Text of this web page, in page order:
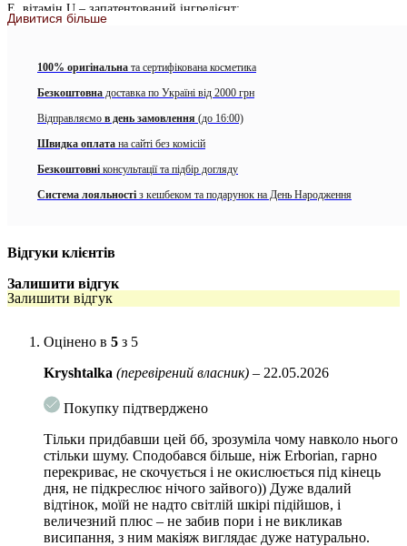
E, вітамін U – запатентований інгредієнт:
– Дбайливо доглядає шкіру: зволожує, дарує еластичність і пружність,
– Забезпечує природне покриття з гарним сяючим фінішем,
тримається протягом 12 годин.
– Захищає від УФ-променів в умовах міста
АКТИВНІ ІНГРЕДІЄНТИ:
Ніацинамід: заспокоює шкіру, освітлює пігментацію
Токоферол (вітамін Е): підвищує імунітет шкіри, бореться з
Метилметіонін (вітамін U): заспокоює запалення, сприяє
Ацетилдипептид-1 цетиловий ефір: запускає синтез
Екстракт кореня давида: захищає шкіру від зовнішніх
факторів, заспокоює подразнення.
дію, підвищує імунітет шкіри.
СПОСІБ ЗАСТОСУВАННЯ:Після основного догляду розподіліть
рівномірно на шкірі обличчя. Можна наносити без попереднього
зволоження шкіри та праймера.
Об’єм:45 мл
Дивитися більше
100% оригінальна та сертифікована косметика
Безкоштовна доставка по Україні від 2000 грн
Відправляємо в день замовлення (до 16:00)
Швидка оплата на сайті без комісій
Безкоштовні консультації та підбір догляду
Система лояльності з кешбеком та подарунок на День Народження
Відгуки клієнтів
Залишити відгук
Залишити відгук
Оцінено в 5 з 5
Kryshtalka (перевірений власник) – 22.05.2026
Покупку підтверджено
Тільки придбавши цей бб, зрозуміла чому навколо нього
стільки шуму. Сподобався більше, ніж Erborian, гарно
перекриває, не скочується і не окислюється під кінець
дня, не підкреслює нічого зайвого)) Дуже вдалий
відтінок, моїй не надто світлій шкірі підійшов, і
величезний плюс – не забив пори і не викликав
висипання, з ним макіяж виглядає дуже натурально.